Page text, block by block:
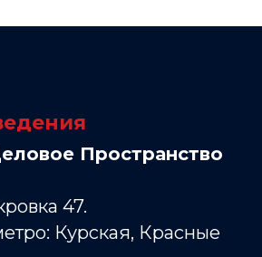
Пространство
47.
Курская, Красные